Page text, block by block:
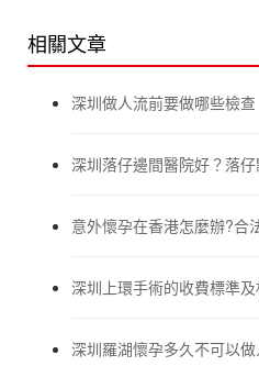
相關文章
深圳做人流前要做哪些檢查
深圳落仔邊間醫院好？落
意外懷孕在香港怎麼辦?合
深圳上環手術的收費標準
深圳羅湖懷孕多久不可以